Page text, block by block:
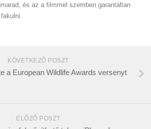
és az a filmmel szemben garantáltan
KÖVETKEZŐ POSZT
a European Wildlife Awards versenyt
ELŐZŐ POSZT